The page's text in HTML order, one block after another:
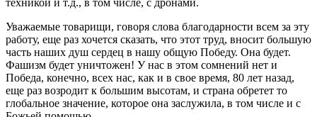
техникой и т.д., в том числе, с дронами.
Уважаемые товарищи, говоря слова благодарности всем за эту
работу, еще раз хочется сказать, что этот труд, вносит большую
часть наших душ сердец в нашу общую Победу. Она будет.
Фашизм будет уничтожен! У нас в этом сомнений нет и
Победа, конечно, всех нас, как и в свое время, 80 лет назад,
еще раз возродит к большим высотам, и страна обретет то
глобальное значение, которое она заслужила, в том числе и с